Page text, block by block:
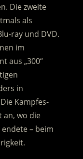
Die zweite
als
ray und DVD.
im
aus „300“
in
Kampfes-
an, wo die
endete – beim